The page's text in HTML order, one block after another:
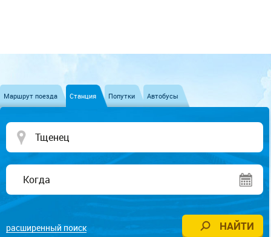
Маршрут поезда Станция Попутки Автобусы
расширенный поиск